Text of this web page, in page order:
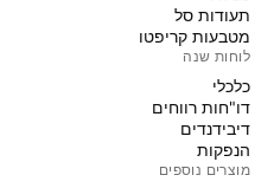
תעודות סל
מטבעות קריפטו
לוחות שנה
כלכלי
דו"חות רווחים
דיבידנדים
הנפקות
מוצרים נוספים